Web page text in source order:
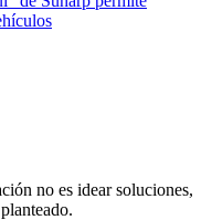
no es idear soluciones,